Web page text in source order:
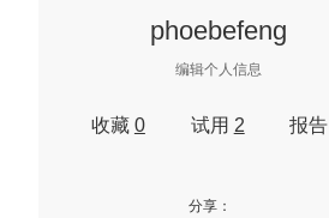
phoebefeng
编辑个人信息
收藏 0 试用 2 报
分享：